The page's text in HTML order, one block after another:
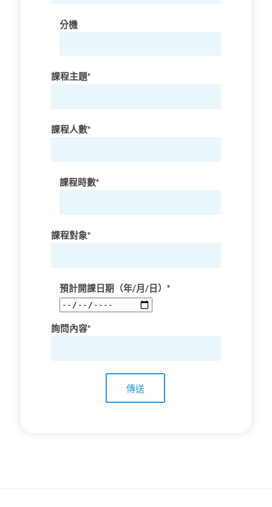
分機
課程主題*
課程人數*
課程時數*
課程對象*
預計開課日期（年/月/日）*
詢問內容*